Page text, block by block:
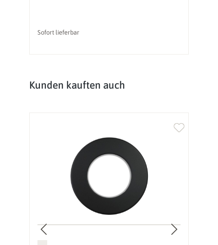
Sofort lieferbar
Produktgalerie überspringen
Kunden kauften auch